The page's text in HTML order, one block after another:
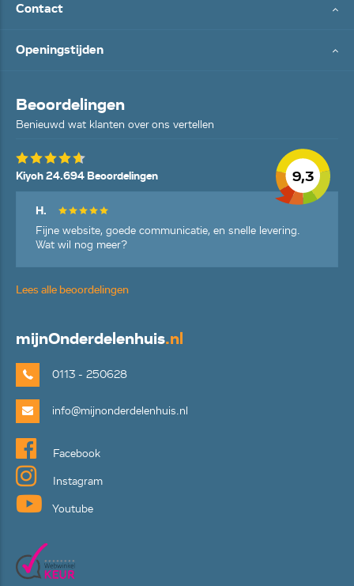
Contact
Openingstijden
Beoordelingen
Benieuwd wat klanten over ons vertellen
9,3
Kiyoh 24.694 Beoordelingen
H.
Fijne website, goede communicatie, en snelle levering.
Wat wil nog meer?
Lees alle beoordelingen
mijnOnderdelenhuis.nl
0113 - 250628
info@mijnonderdelenhuis.nl
Facebook
Instagram
Youtube